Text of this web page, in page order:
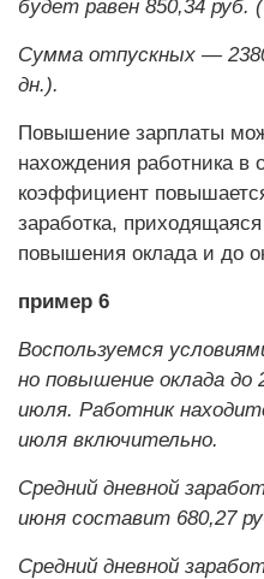
будет равен 850,34 руб.
Сумма отпускных —
дн.).
Повышение зарплаты
нахождения работника в
коэффициент
заработка,
повышения оклада и до
пример 6
Воспользуемся
но повышение оклада до
июля. Работник
июля включительно.
Средний дневной
июня составит 680,27
Средний дневной